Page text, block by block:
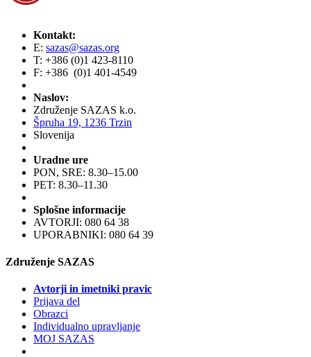
Kontakt:
E: sazas@sazas.org
T: +386 (0)1 423-8110
F: +386 (0)1 401-4549
Naslov:
Združenje SAZAS k.o.
Špruha 19, 1236 Trzin
Slovenija
Uradne ure
PON, SRE: 8.30–15.00
PET: 8.30–11.30
Splošne informacije
AVTORJI: 080 64 38
UPORABNIKI: 080 64 39
Združenje SAZAS
Avtorji in imetniki pravic
Prijava del
Obrazci
Individualno upravljanje
MOJ SAZAS